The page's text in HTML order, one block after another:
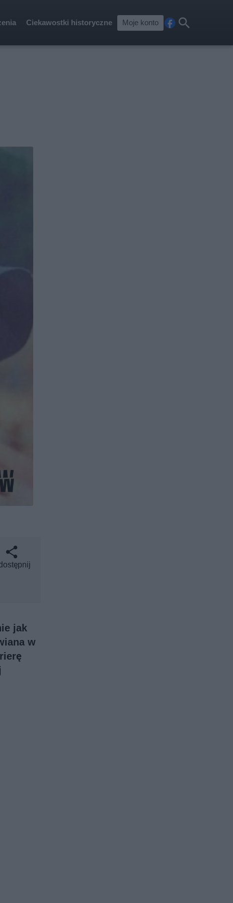
Ciekawostki historyczne Moje konto
cebkaj
jak
w